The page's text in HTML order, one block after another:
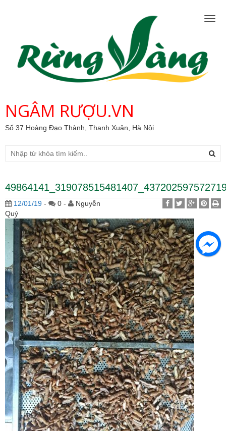
NGÂM RƯỢU.VN
Số 37 Hoàng Đạo Thành, Thanh Xuân, Hà Nội
12/01/19 - 0 -
Nguyễn
Quý